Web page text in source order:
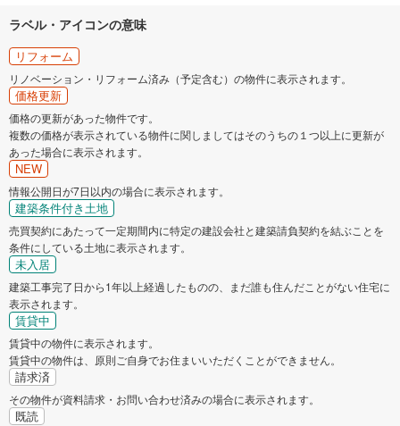
ラベル・アイコンの意味
リフォーム
リノベーション・リフォーム済み（予定含む）の物件に表示されます。
価格更新
価格の更新があった物件です。
複数の価格が表示されている物件に関しましてはそのうちの１つ以上に更新が
あった場合に表示されます。
NEW
情報公開日が7日以内の場合に表示されます。
建築条件付き土地
売買契約にあたって一定期間内に特定の建設会社と建築請負契約を結ぶことを
条件にしている土地に表示されます。
未入居
建築工事完了日から1年以上経過したものの、まだ誰も住んだことがない住宅に
表示されます。
賃貸中
賃貸中の物件に表示されます。
賃貸中の物件は、原則ご自身でお住まいいただくことができません。
請求済
その物件が資料請求・お問い合わせ済みの場合に表示されます。
既読